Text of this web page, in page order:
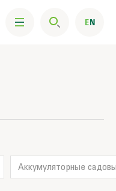
Аккумуляторные